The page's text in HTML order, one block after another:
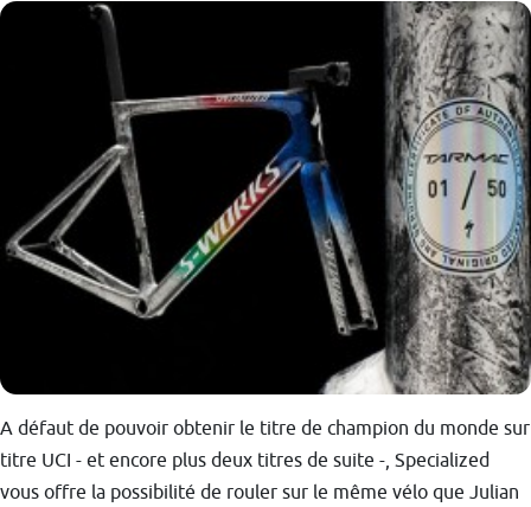
A défaut de pouvoir obtenir le titre de champion du monde sur
titre UCI - et encore plus deux titres de suite -, Specialized
vous offre la possibilité de rouler sur le même vélo que Julian